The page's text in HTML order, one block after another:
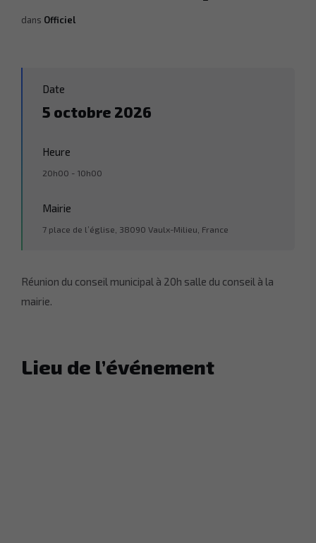
dans Officiel
Date
5 octobre 2026
Heure
20h00 - 10h00
Mairie
7 place de l’église, 38090 Vaulx-Milieu, France
Réunion du conseil municipal à 20h salle du conseil à la
mairie.
Lieu de l’événement